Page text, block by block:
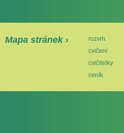
Mapa stránek › rozvrh
cvičení
cvičitelky
ceník